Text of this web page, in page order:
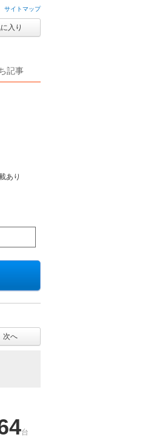
サイトマップ
入り
記事
あり
次へ
台